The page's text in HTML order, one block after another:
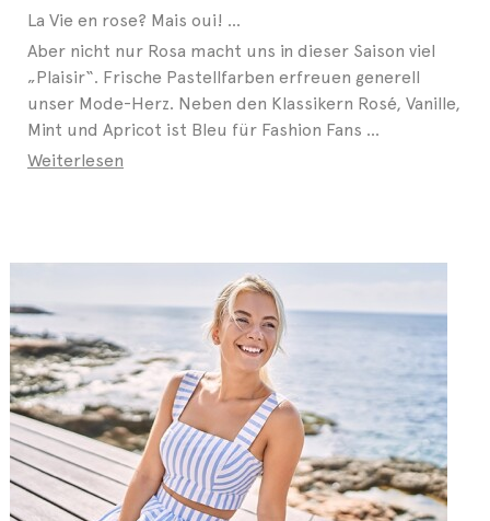
La Vie en rose? Mais oui! ...
Aber nicht nur Rosa macht uns in dieser Saison viel
„Plaisir“. Frische Pastellfarben erfreuen generell
unser Mode-Herz. Neben den Klassikern Rosé, Vanille,
Mint und Apricot ist Bleu für Fashion Fans ...
Weiterlesen